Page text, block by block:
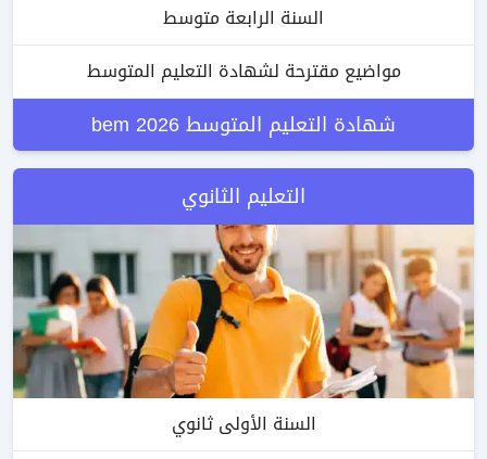
السنة الرابعة متوسط
مواضيع مقترحة لشهادة التعليم المتوسط
شهادة التعليم المتوسط bem 2026
التعليم الثانوي
السنة الأولى ثانوي